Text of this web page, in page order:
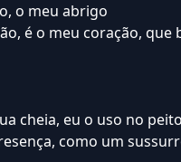
o meu abrigo
é o meu coração, que
cheia, eu o uso no peito
como um